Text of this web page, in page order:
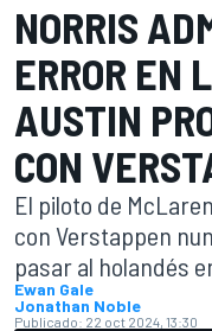
NORRIS
ERROR EN
AUSTIN
CON
El piloto de
con Verstappen
pasar al holandés
Ewan Gale
Jonathan Noble
Publicado: 22 oct 2024, 13:30